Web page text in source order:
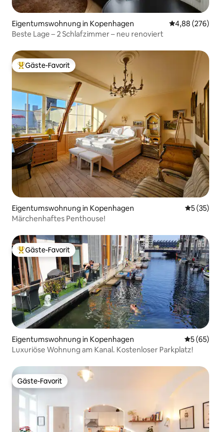
Eigentumswohnung in Kopenhagen
4,88 (276)
Beste Lage – 2 Schlafzimmer – neu renoviert
Beliebter Gäste-Favorit.
Gäste-Favorit
Eigentumswohnung in Kopenhagen
5 (35)
Märchenhaftes Penthouse!
Beliebter Gäste-Favorit.
Gäste-Favorit
Eigentumswohnung in Kopenhagen
5 (65)
Luxuriöse Wohnung am Kanal. Kostenloser Parkplatz!
Gäste-Favorit
Gäste-Favorit